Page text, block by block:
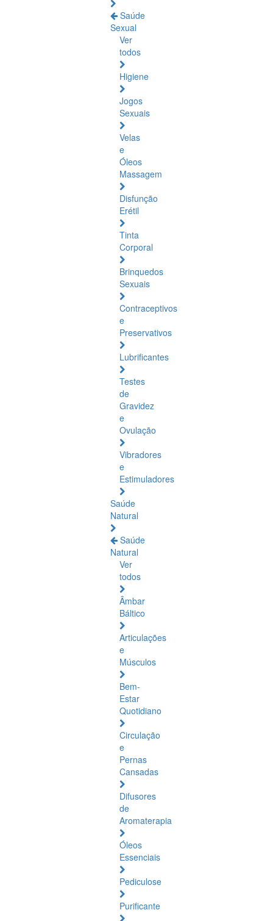
Saúde
Sexual
Ver
todos
Higiene
Jogos
Sexuais
Velas
e
Óleos
Massagem
Disfunção
Erétil
Tinta
Corporal
Brinquedos
Sexuais
Contraceptivos
e
Preservativos
Lubrificantes
Testes
de
Gravidez
e
Ovulação
Vibradores
e
Estimuladores
Saúde
Natural
Saúde
Natural
Ver
todos
Âmbar
Báltico
Articulações
e
Músculos
Bem-
Estar
Quotidiano
Circulação
e
Pernas
Cansadas
Difusores
de
Aromaterapia
Óleos
Essenciais
Pediculose
Purificante